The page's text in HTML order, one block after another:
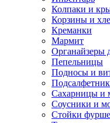
Колпаки и
Корзины и
Креманки
Мармит
Органайзеры
Пепельницы
Подносы и
Сахарницы и
Соусники и
Стойки